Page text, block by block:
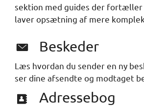
sektion med guides der fortæller
laver opsætning af mere
Beskeder
Læs hvordan du sender en ny
ser dine afsendte og modtaget
Adressebog